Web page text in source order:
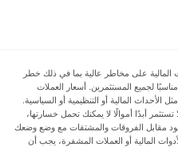
المالية على مخاطر عالية بما في ذلك خطر
لجميع المستثمرين. أسعار العملات
الأحداث المالية أو التنظيمية أو السياسية.
أبدًا أموالًا لا يمكنك تحمل خسارتها،
مقابل الفروقات والمشتقات مع وضع وضعك
المالية أو العملات المشفرة، يجب أن